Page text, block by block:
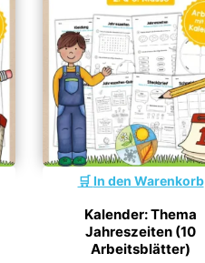
In den Warenkorb
Kalender: Thema
Jahreszeiten (10
Arbeitsblätter)